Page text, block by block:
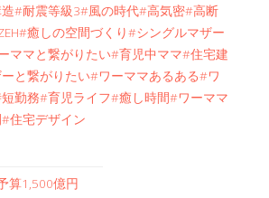
#耐震等級3#風の時代#高気密#高断
#癒しの空間づくり#シングルマザー
ママと繋がりたい#育児中ママ#住宅建
と繋がりたい#ワーママあるある#ワ
勤務#育児ライフ#癒し時間#ワーママ
#住宅デザイン
算1,500億円